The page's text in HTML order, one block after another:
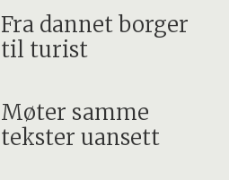
Fra dannet borger
til turist
Møter samme
tekster uansett